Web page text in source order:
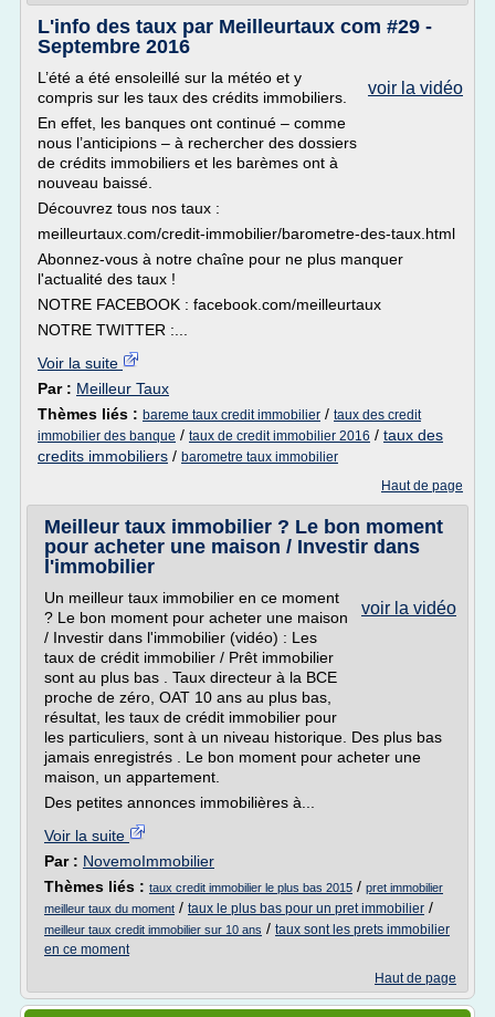
L'info des taux par Meilleurtaux com #29 -
Septembre 2016
voir la vidéo
L’été a été ensoleillé sur la météo et y
compris sur les taux des crédits immobiliers.
En effet, les banques ont continué – comme
nous l’anticipions – à rechercher des dossiers
de crédits immobiliers et les barèmes ont à
nouveau baissé.
Découvrez tous nos taux :
meilleurtaux.com/credit-immobilier/barometre-des-taux.html
Abonnez-vous à notre chaîne pour ne plus manquer
l'actualité des taux !
NOTRE FACEBOOK : facebook.com/meilleurtaux
NOTRE TWITTER :...
Voir la suite
Par : Meilleur Taux
Thèmes liés : bareme taux credit immobilier / taux des credit
immobilier des banque / taux de credit immobilier 2016 / taux des
credits immobiliers / barometre taux immobilier
Haut de page
Meilleur taux immobilier ? Le bon moment
pour acheter une maison / Investir dans
l'immobilier
voir la vidéo
Un meilleur taux immobilier en ce moment
? Le bon moment pour acheter une maison
/ Investir dans l'immobilier (vidéo) : Les
taux de crédit immobilier / Prêt immobilier
sont au plus bas . Taux directeur à la BCE
proche de zéro, OAT 10 ans au plus bas,
résultat, les taux de crédit immobilier pour
les particuliers, sont à un niveau historique. Des plus bas
jamais enregistrés . Le bon moment pour acheter une
maison, un appartement.
Des petites annonces immobilières à...
Voir la suite
Par : NovemoImmobilier
Thèmes liés : taux credit immobilier le plus bas 2015 / pret immobilier
meilleur taux du moment / taux le plus bas pour un pret immobilier /
meilleur taux credit immobilier sur 10 ans / taux sont les prets immobilier
en ce moment
Haut de page